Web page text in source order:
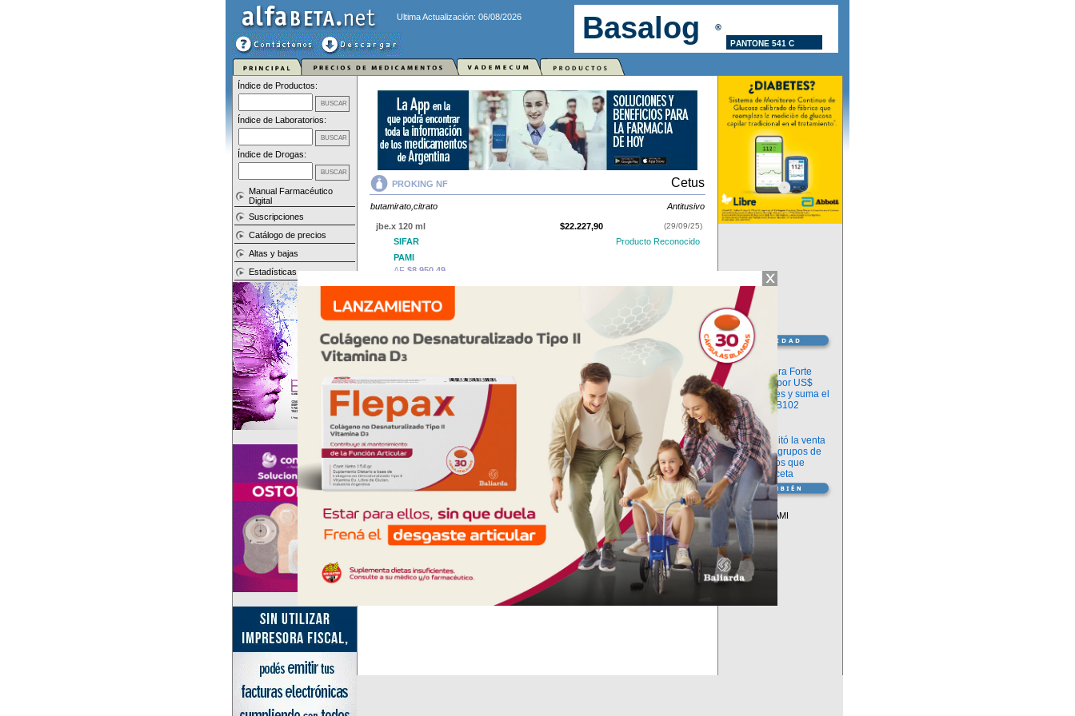
Ultima Actualización: 06/08/2026
Índice de Productos:
Índice de Laboratorios:
Índice de Drogas:
Manual Farmacéutico
Digital
Suscripciones
Catálogo de precios
Altas y bajas
Estadísticas
PROKING NF Cetus
butamirato,citrato Antitusivo
jbe.x 120 ml $22.227,90 (29/09/25)
SIFAR
Producto Reconocido
PAMI
AF $8.950,49
y se indica comoAntitusivo
producido porCetusy cuenta con 1 presentación disponible.
Algunas presentaciones cuentan con cobertura PAMI.
Explorar más
Otros productos con
butamirato,citrato
Otros productos deCetus
Información
argenx compra Forte
Biosciences por US$
2.200 millones y suma el
anticuerpo FB102
Información
ANMAT habilitó la venta
libre de diez grupos de
medicamentos que
requerían receta
Vademécum
Descuentos PAMI